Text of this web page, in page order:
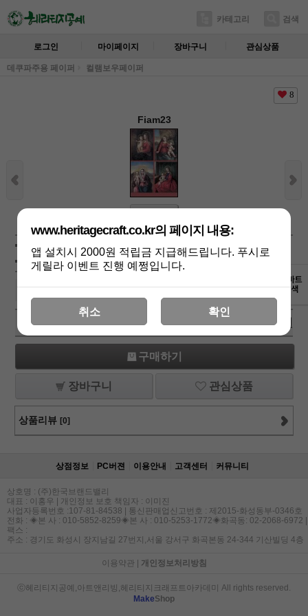
카테고리 검색
로그인 마이페이지 장바구니 관심상품
데쿠파주용 페이퍼 컬램보우페이퍼
8
Fiam23
배송비 : (조건) 지역별 !
Fiam23
총 상품 금액 5,600 원
구매하기
장바구니 관심상품
상품리뷰 [0]
상점정보 PC버젼 이용안내 고객센터 커뮤니티
상호명 : (주)한국브랜드밸리
대표 : 이홍우 | 개인정보 보호 책임자 : 이미진
사업자등록번호 :107-81-84538 | 통신판매업신고번호 : 제2015-화성동부-0346호
전화 : ◈본 사 : 010-5852-8259◈본 사 : 010-5253-1772◈화곡동: 02-2068-6972 |
팩스 :
주소 : 경기도 화성시 장지남길 27번지,서울 강서구 화곡본동 24-344 기산빌딩 4층
이용약관 | 개인정보처리방침
ⓒ헤리티지공예,아트앤리빙,헤리티지크래프트아카데미 All rights reserved.
MakeShop
www.heritagecraft.co.kr의 페이지 내용:
앱 설치시 2000원 적립금 지급해드립니다. 푸시로
게릴라 이벤트 진행 예쩡입니다.
취소 확인